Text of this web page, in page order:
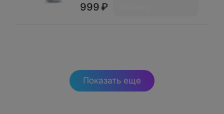
999
Показать еще